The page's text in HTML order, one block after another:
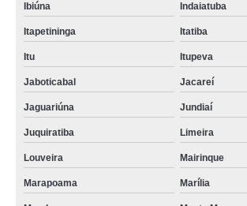
Ibiúna Indaiatuba
Itapetininga Itatiba
Itu Itupeva
Jaboticabal Jacareí
Jaguariúna Jundiaí
Juquiratiba Limeira
Louveira Mairinque
Marapoama Marília